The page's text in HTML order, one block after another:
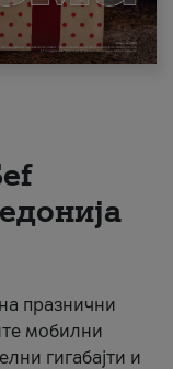
празнични
мобилни
гигабајти и